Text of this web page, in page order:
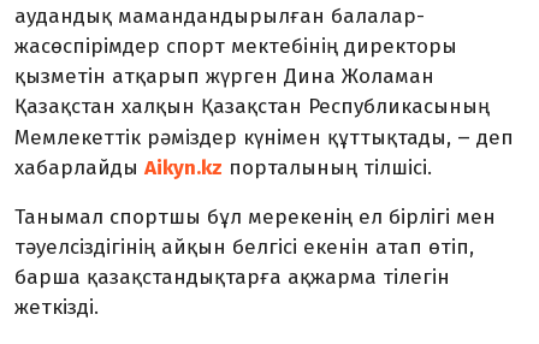
аудандық мамандандырылған балалар-
жасөспірімдер спорт мектебінің директоры
қызметін атқарып жүрген Дина Жоламан
Қазақстан халқын Қазақстан Республикасының
Мемлекеттік рәміздер күнімен құттықтады, – деп
хабарлайды Aikyn.kz порталының тілшісі.
Танымал спортшы бұл мерекенің ел бірлігі мен
тәуелсіздігінің айқын белгісі екенін атап өтіп,
барша қазақстандықтарға ақжарма тілегін
жеткізді.